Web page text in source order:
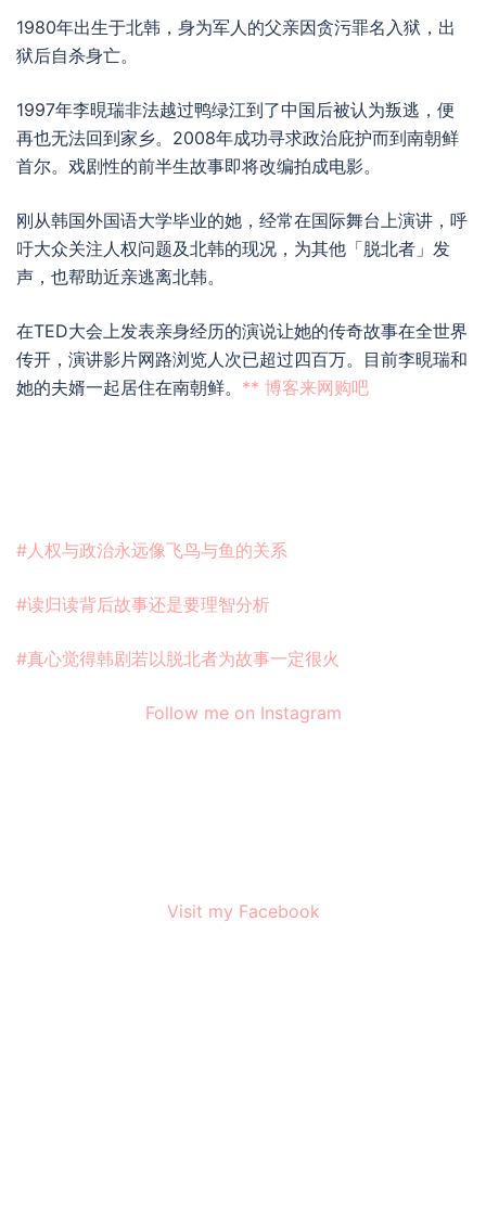
1980年出生于北韩，身为军人的父亲因贪污罪名入狱，出
狱后自杀身亡。
1997年李晛瑞非法越过鸭绿江到了中国后被认为叛逃，便
再也无法回到家乡。2008年成功寻求政治庇护而到南朝鲜
首尔。戏剧性的前半生故事即将改编拍成电影。
刚从韩国外国语大学毕业的她，经常在国际舞台上演讲，呼
吁大众关注人权问题及北韩的现况，为其他「脱北者」发
声，也帮助近亲逃离北韩。
在TED大会上发表亲身经历的演说让她的传奇故事在全世界
传开，演讲影片网路浏览人次已超过四百万。目前李晛瑞和
她的夫婿一起居住在南朝鲜。 ** 博客来网购吧
#人权与政治永远像飞鸟与鱼的关系
#读归读背后故事还是要理智分析
#真心觉得韩剧若以脱北者为故事一定很火
Follow me on Instagram
Visit my Facebook